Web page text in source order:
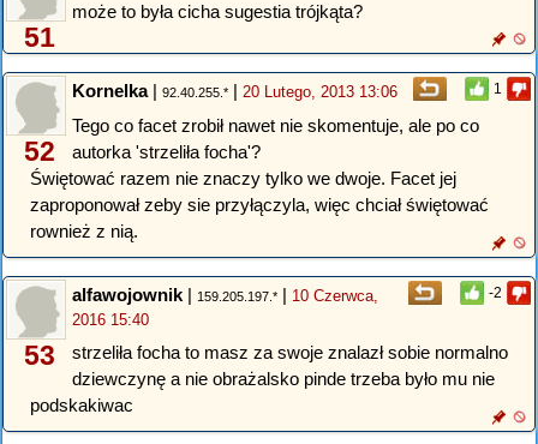
51
może to była cicha sugestia trójkąta?
1
52
Kornelka| 92.40.255.* | 20 Lutego, 2013 13:06
Tego co facet zrobił nawet nie skomentuje, ale po co
autorka 'strzeliła focha'?
Świętować razem nie znaczy tylko we dwoje. Facet jej
zaproponował zeby sie przyłączyla, więc chciał świętować
rownież z nią.
-2
53
alfawojownik | 159.205.197.* | 10 Czerwca,
2016 15:40
strzeliła focha to masz za swoje znalazł sobie normalno
dziewczynę a nie obrażalsko pinde trzeba było mu nie
podskakiwac